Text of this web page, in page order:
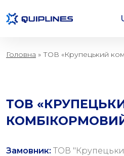
Головна » ТОВ «Крупецький
ТОВ
Замовник: ТОВ